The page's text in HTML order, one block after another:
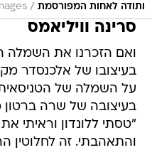
ותודה לאחות המפורסמת /
סרינה וויליאמס
ואם הזכרנו את השמלה
בעיצובו של אלכנסדר
על השמלה של הטניסאית
בעיצובה של שרה
"טסתי ללונדון וראיתי
והתאהבתי. זה